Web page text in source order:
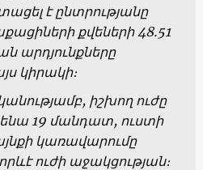
է ընտրությանը
քվեների 48.51
արդյունքները
կիրակի։
իշխող ուժը
19 մանդատ, ուստի
կառավարումը
ուժի աջակցության։